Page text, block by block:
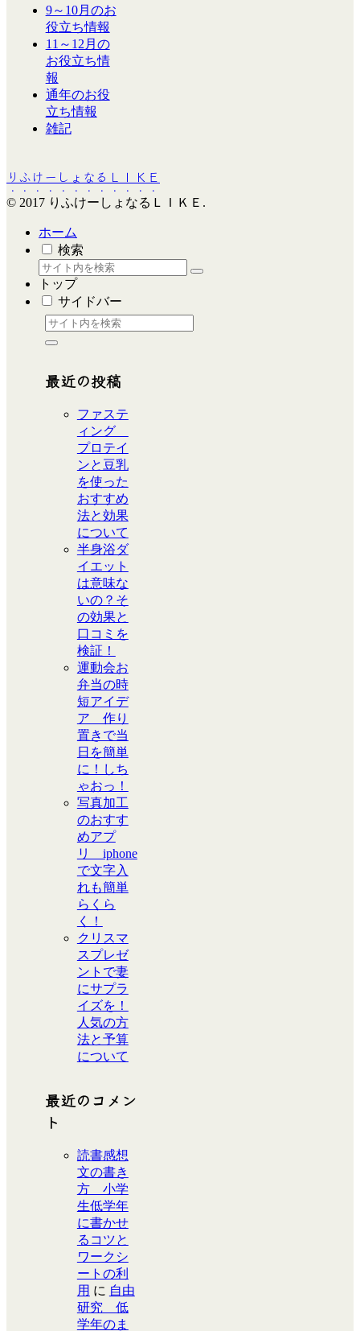
9～10月のお
役立ち情報
11～12月の
お役立ち情
報
通年のお役
立ち情報
雑記
りふけーしょなるＬＩＫＥ
© 2017 りふけーしょなるＬＩＫＥ.
ホーム
検索
トップ
サイドバー
最近の投稿
ファステ
ィング
プロテイ
ンと豆乳
を使った
おすすめ
法と効果
について
半身浴ダ
イエット
は意味な
いの？そ
の効果と
口コミを
検証！
運動会お
弁当の時
短アイデ
ア 作り
置きで当
日を簡単
に！しち
ゃおっ！
写真加工
のおすす
めアプ
リ iphone
で文字入
れも簡単
らくら
く！
クリスマ
スプレゼ
ントで妻
にサプラ
イズを！
人気の方
法と予算
について
最近のコメン
ト
読書感想
文の書き
方 小学
生低学年
に書かせ
るコツと
ワークシ
ートの利
用 に 自由
研究 低
学年のま